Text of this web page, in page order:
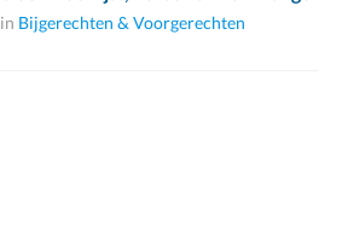
in Bijgerechten & Voorgerechten